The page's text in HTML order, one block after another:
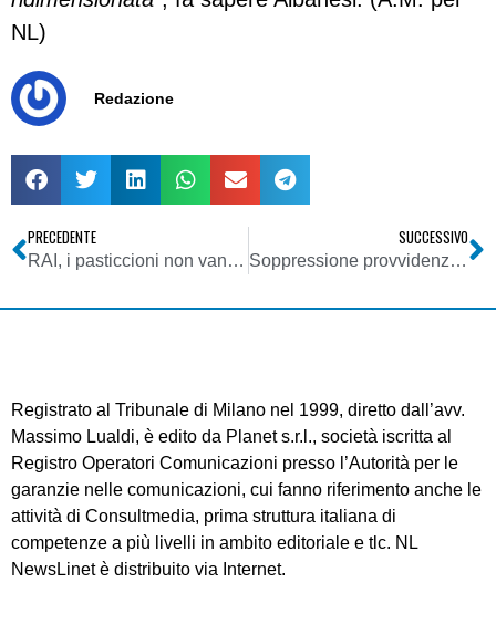
NL)
Redazione
PRECEDENTE
RAI, i pasticcioni non vanno mai in pensione: ingiunzione per il canone ad un uomo morto da 37 anni e a un quasi cieco dalla nascita
SUCCESSIVO
Soppressione provvidenze editoria a radio e tv locali. Oggi alle 12.30 oltre 200 emittenti protesteranno a reti unificate contro la cancellazione dell’informazione libera ed indipendente
Registrato al Tribunale di Milano nel 1999, diretto dall’avv.
Massimo Lualdi, è edito da Planet s.r.l., società iscritta al
Registro Operatori Comunicazioni presso l’Autorità per le
garanzie nelle comunicazioni, cui fanno riferimento anche le
attività di Consultmedia, prima struttura italiana di
competenze a più livelli in ambito editoriale e tlc. NL
NewsLinet è distribuito via Internet.